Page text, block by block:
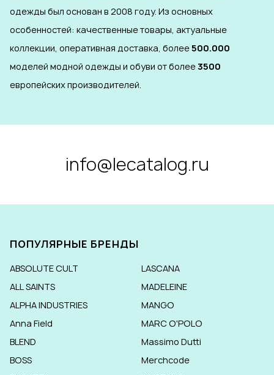
одежды был основан в 2008 году. Из основных
особенностей: качественные товары, актуальные
коллекции, оперативная доставка, более500.000
моделей модной одежды и обуви от более3500
европейских производителей.
info@lecatalog.ru
ПОПУЛЯРНЫЕ БРЕНДЫ
ABSOLUTE CULT
ALL SAINTS
ALPHA INDUSTRIES
Anna Field
BLEND
BOSS
LASCANA
MADELEINE
MANGO
MARC O'POLO
Massimo Dutti
Merchcode